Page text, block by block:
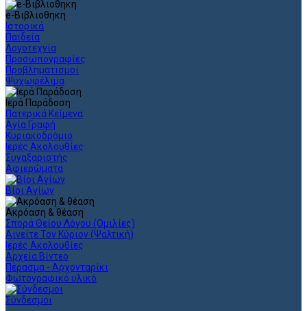
e-Βιβλιοθηκη
Ιστορικά
Παιδεία
Λογοτεχνία
Προσωπογραφίες
Προβληματισμοί
Ψυχωφέλιμα
Ιερά Παράδοση
Πατερικά Κείμενα
Αγία Γραφή
Κυριακοδρόμιο
Ιερές Ακολουθίες
Συναξαριστής
Αφιερώματα
Βίοι Αγίων
Ακρόαση & θέαση
Σπορά Θείου Λόγου (Ομιλίες)
Αινείτε Τον Κύριον (Ψαλτική)
Ιερές Ακολουθίες
Αρχεία Βίντεο
Πέρασμα - Αρχονταρίκι
Φωτογραφικό υλικό
Σύνδεσμοι